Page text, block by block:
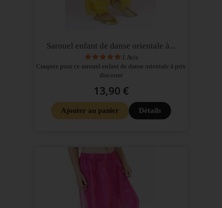
Sarouel enfant de danse orientale à...
1 Avis
Craquez pour ce sarouel enfant de danse orientale à prix
discount
13,90 €
Ajouter au panier Détails